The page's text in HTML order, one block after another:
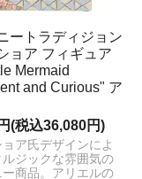
ートラディジョン
ョア フィギュア
Mermaid
and Curious" ア
(税込36,080円)
ョア氏デザインによ
ルジックな雰囲気の
ー商品。アリエルの